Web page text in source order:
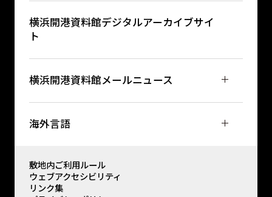
横浜開港資料館デジタルアーカイブサイ
ト
横浜開港資料館メールニュース
海外言語
敷地内ご利用ルール
ウェブアクセシビリティ
リンク集